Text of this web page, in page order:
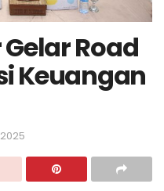
Road
Keuangan